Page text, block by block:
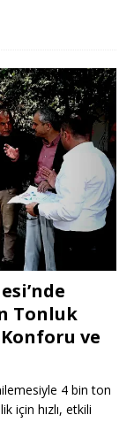
Tonluk
ve
4 bin ton
için hızlı, etkili